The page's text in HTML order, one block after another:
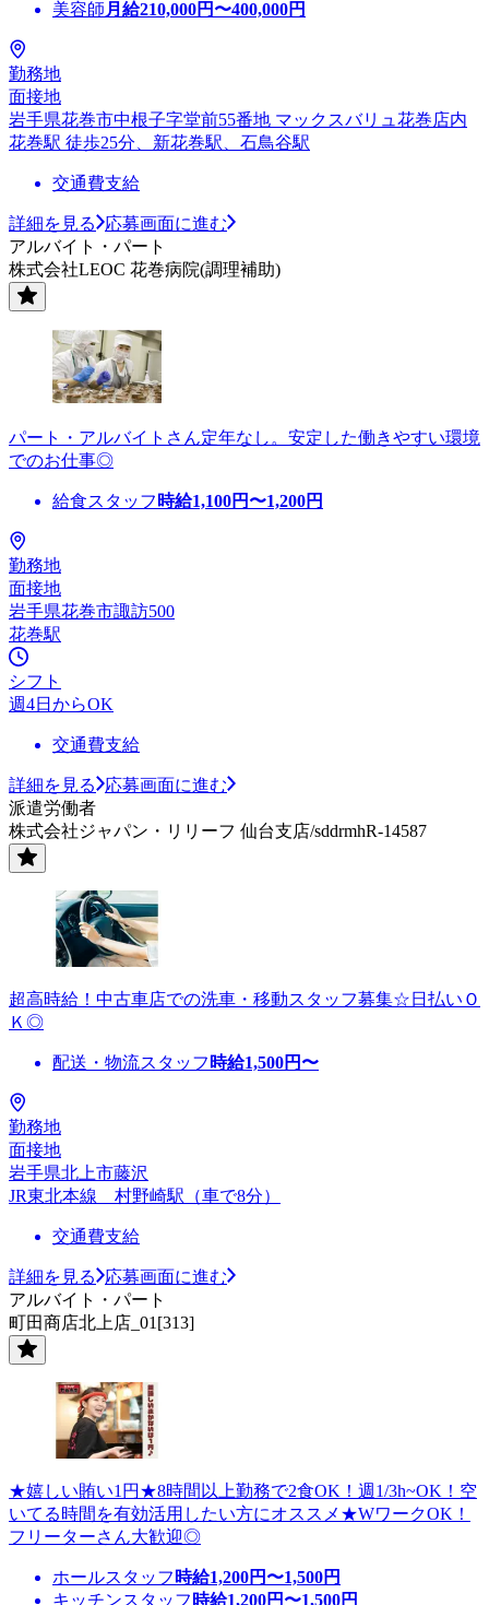
美容師 月給210,000円〜400,000円
勤務地
面接地
岩手県花巻市中根子字堂前55番地 マックスバリュ花巻店内
花巻駅 徒歩25分、新花巻駅、石鳥谷駅
交通費支給
詳細を見る
応募画面に進む
アルバイト・パート
株式会社LEOC 花巻病院(調理補助)
パート・アルバイトさん定年なし。安定した働きやすい環境
でのお仕事◎
給食スタッフ 時給1,100円〜1,200円
勤務地
面接地
岩手県花巻市諏訪500
花巻駅
シフト
週4日からOK
交通費支給
詳細を見る
応募画面に進む
派遣労働者
株式会社ジャパン・リリーフ 仙台支店/sddrmhR-14587
超高時給！中古車店での洗車・移動スタッフ募集☆日払いＯ
Ｋ◎
配送・物流スタッフ 時給1,500円〜
勤務地
面接地
岩手県北上市藤沢
JR東北本線 村野崎駅（車で8分）
交通費支給
詳細を見る
応募画面に進む
アルバイト・パート
町田商店北上店_01[313]
★嬉しい賄い1円★8時間以上勤務で2食OK！週1/3h~OK！空
いてる時間を有効活用したい方にオススメ★WワークOK！
フリーターさん大歓迎◎
ホールスタッフ 時給1,200円〜1,500円
キッチンスタッフ 時給1,200円〜1,500円